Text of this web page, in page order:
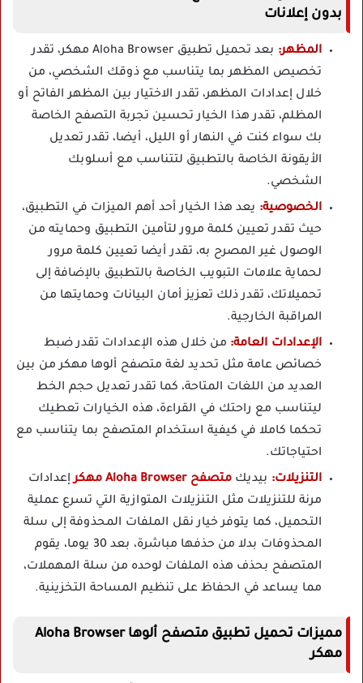
بدون إعلانات
المظهر:
بعد تحميل تطبيق Aloha Browser مهكر، تقدر
تخصيص المظهر بما يتناسب مع ذوقك الشخصي، من
خلال إعدادات المظهر، تقدر الاختيار بين المظهر الفاتح أو
المظلم، تقدر هذا الخيار تحسين تجربة التصفح الخاصة
بك سواء كنت في النهار أو الليل، أيضا، تقدر تعديل
الأيقونة الخاصة بالتطبيق لتتناسب مع أسلوبك
الشخصي.
الخصوصية: يعد هذا الخيار أحد أهم الميزات في التطبيق،
حيث تقدر تعيين كلمة مرور لتأمين التطبيق وحمايته من
الوصول غير المصرح به، تقدر أيضا تعيين كلمة مرور
لحماية علامات التبويب الخاصة بالتطبيق بالإضافة إلى
تحميلاتك، تقدر ذلك تعزيز أمان البيانات وحمايتها من
المراقبة الخارجية.
الإعدادات العامة: من خلال هذه الإعدادات تقدر ضبط
خصائص عامة مثل تحديد لغة متصفح ألوها مهكر من بين
العديد من اللغات المتاحة، كما تقدر تعديل حجم الخط
ليتناسب مع راحتك في القراءة، هذه الخيارات تعطيك
تحكما كاملا في كيفية استخدام المتصفح بما يتناسب مع
احتياجاتك.
التنزيلات: بيديك متصفح Aloha Browser مهكر
إعدادات
مرنة للتنزيلات مثل التنزيلات المتوازية التي تسرع عملية
التحميل، كما يتوفر خيار نقل الملفات المحذوفة إلى سلة
المحذوفات بدلا من حذفها مباشرة، بعد 30 يوما، يقوم
المتصفح بحذف هذه الملفات لوحده من سلة المهملات،
مما يساعد في الحفاظ على تنظيم المساحة التخزينية.
مميزات تحميل تطبيق متصفح ألوها Aloha Browser
مهكر